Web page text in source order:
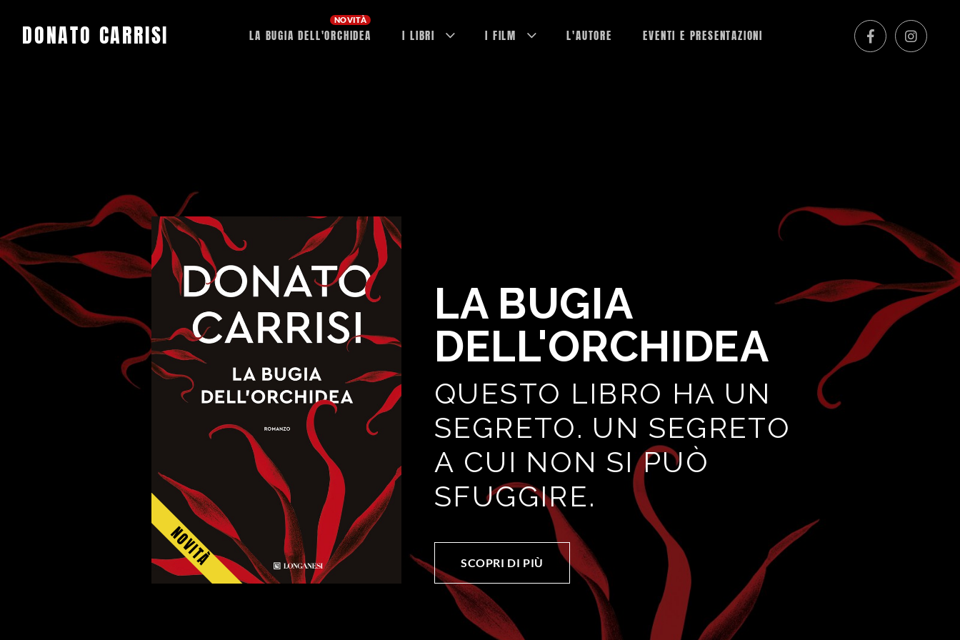
DONATO CARRISI LA BUGIA DELL'ORCHIDEA I LIBRI I FILM L'AUTORE EVENTI E PRESENTAZIONI
LA BUGIA
DELL'ORCHIDEA
QUESTO LIBRO HA UN
SEGRETO. UN SEGRETO
A CUI NON SI PUÒ
SFUGGIRE.
SCOPRI DI PIÙ